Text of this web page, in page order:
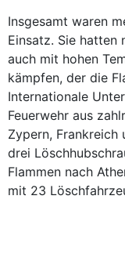
Insgesamt waren
Einsatz. Sie hatten
auch mit hohen
kämpfen, der die
Internationale
Feuerwehr aus
Zypern, Frankreich
drei
Flammen nach
mit 23